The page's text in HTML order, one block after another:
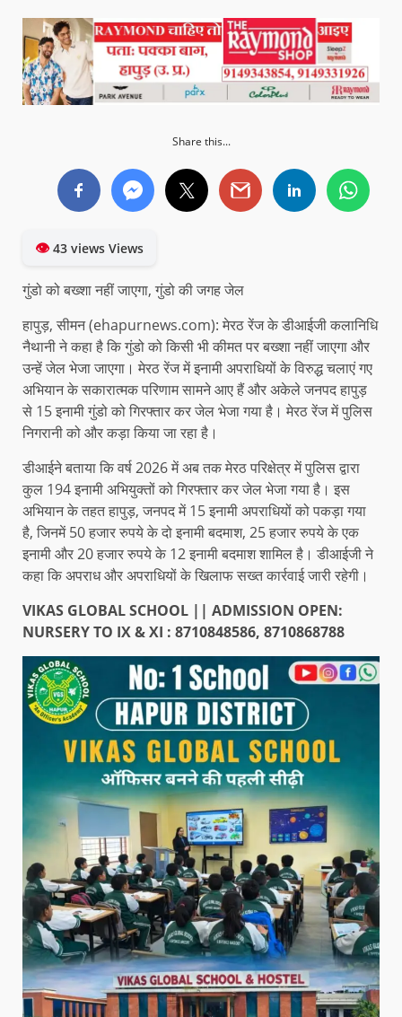
Share this...
👁43 views Views
गुंडो को बख्शा नहीं जाएगा, गुंडो की जगह जेल
हापुड़, सीमन (ehapurnews.com): मेरठ रेंज के डीआईजी कलानिधि
नैथानी ने कहा है कि गुंडो को किसी भी कीमत पर बख्शा नहीं जाएगा और
उन्हें जेल भेजा जाएगा। मेरठ रेंज में इनामी अपराधियों के विरुद्ध चलाएं गए
अभियान के सकारात्मक परिणाम सामने आए हैं और अकेले जनपद हापुड़
से 15 इनामी गुंडो को गिरफ्तार कर जेल भेजा गया है। मेरठ रेंज में पुलिस
निगरानी को और कड़ा किया जा रहा है।
डीआईने बताया कि वर्ष 2026 में अब तक मेरठ परिक्षेत्र में पुलिस द्वारा
कुल 194 इनामी अभियुक्तों को गिरफ्तार कर जेल भेजा गया है। इस
अभियान के तहत हापुड़, जनपद में 15 इनामी अपराधियों को पकड़ा गया
है, जिनमें 50 हजार रुपये के दो इनामी बदमाश, 25 हजार रुपये के एक
इनामी और 20 हजार रुपये के 12 इनामी बदमाश शामिल है। डीआईजी ने
कहा कि अपराध और अपराधियों के खिलाफ सख्त कार्रवाई जारी रहेगी।
VIKAS GLOBAL SCHOOL || ADMISSION OPEN:
NURSERY TO IX & XI : 8710848586, 8710868788